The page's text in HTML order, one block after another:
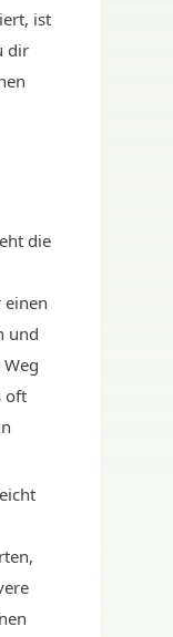
ist
dir
die
und
oft